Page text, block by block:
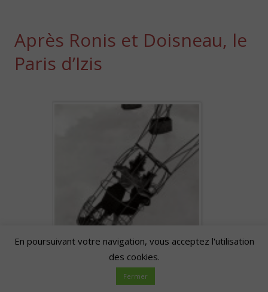
Après Ronis et Doisneau, le
Paris d’Izis
En poursuivant votre navigation, vous acceptez l'utilisation
des cookies.
Fermer